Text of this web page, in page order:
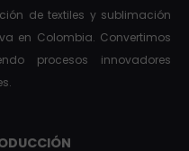
de textiles y sublimación
en Colombia. Convertimos
procesos innovadores